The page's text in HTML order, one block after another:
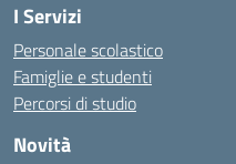
I Servizi
Personale scolastico
Famiglie e studenti
Percorsi di studio
Novità